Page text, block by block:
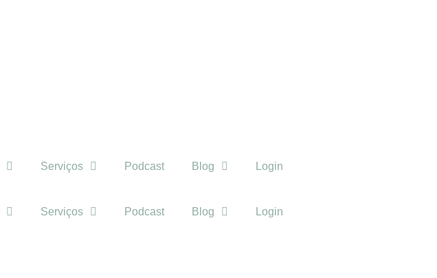
Serviços Podcast Blog Login
Serviços Podcast Blog Login